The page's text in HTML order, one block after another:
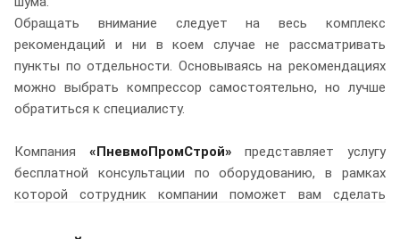
Обращать внимание следует на весь комплекс
рекомендаций и ни в коем случае не рассматривать
пункты по отдельности. Основываясь на рекомендациях
можно выбрать компрессор самостоятельно, но лучше
обратиться к специалисту.
Компания «ПневмоПромСтрой»
представляет услугу
бесплатной консультации по оборудованию, в рамках
которой сотрудник компании поможет вам сделать